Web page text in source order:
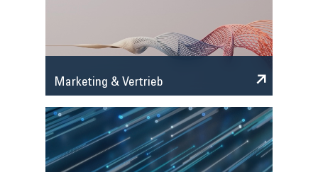
Marketing & Vertrieb